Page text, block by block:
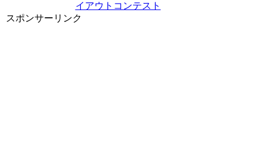
イアウトコンテスト
スポンサーリンク